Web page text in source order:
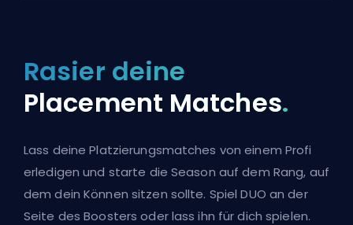
Rasier deine
Placement Matches.
Lass deine Platzierungsmatches von einem Profi
erledigen und starte die Season auf dem Rang, auf
dem dein Können sitzen sollte. Spiel DUO an der
Seite des Boosters oder lass ihn für dich spielen.